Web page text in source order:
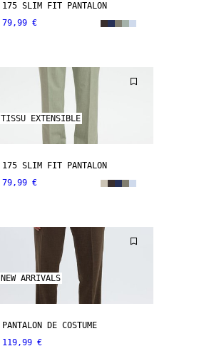
175 SLIM FIT PANTALON
79,99 €
TISSU EXTENSIBLE
175 SLIM FIT PANTALON
79,99 €
NEW ARRIVALS
PANTALON DE COSTUME
119,99 €